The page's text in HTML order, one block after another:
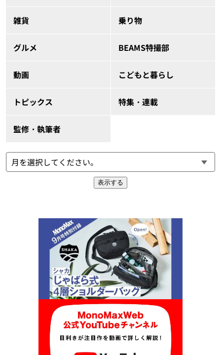
雑貨 乗り物
グルメ BEAMS特撮部
動画 こどもと暮らし
トピックス 特集・連載
監修・執筆者
表示する